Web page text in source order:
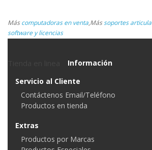
Máscomputadoras en venta,Mássoportes
software y licencias
Información
Servicio al Cliente
Contáctenos Email/Teléfono
Productos en tienda
Extras
Productos por Marcas